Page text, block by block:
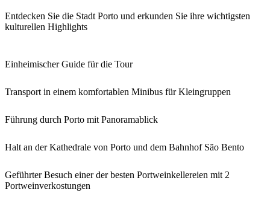
Entdecken Sie die Stadt Porto und erkunden Sie ihre wichtigsten
kulturellen Highlights
Einheimischer Guide für die Tour
Transport in einem komfortablen Minibus für Kleingruppen
Führung durch Porto mit Panoramablick
Halt an der Kathedrale von Porto und dem Bahnhof São Bento
Geführter Besuch einer der besten Portweinkellereien mit 2
Portweinverkostungen